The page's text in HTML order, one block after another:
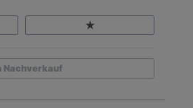
Nachverkauf